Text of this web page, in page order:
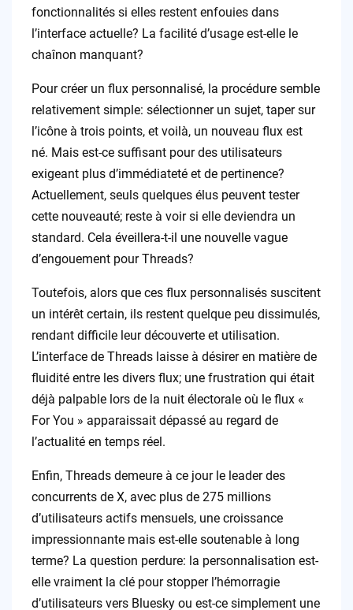
fonctionnalités si elles restent enfouies dans
l’interface actuelle? La facilité d’usage est-elle le
chaînon manquant?
Pour créer un flux personnalisé, la procédure semble
relativement simple: sélectionner un sujet, taper sur
l’icône à trois points, et voilà, un nouveau flux est
né. Mais est-ce suffisant pour des utilisateurs
exigeant plus d’immédiateté et de pertinence?
Actuellement, seuls quelques élus peuvent tester
cette nouveauté; reste à voir si elle deviendra un
standard. Cela éveillera-t-il une nouvelle vague
d’engouement pour Threads?
Toutefois, alors que ces flux personnalisés suscitent
un intérêt certain, ils restent quelque peu dissimulés,
rendant difficile leur découverte et utilisation.
L’interface de Threads laisse à désirer en matière de
fluidité entre les divers flux; une frustration qui était
déjà palpable lors de la nuit électorale où le flux «
For You » apparaissait dépassé au regard de
l’actualité en temps réel.
Enfin, Threads demeure à ce jour le leader des
concurrents de X, avec plus de 275 millions
d’utilisateurs actifs mensuels, une croissance
impressionnante mais est-elle soutenable à long
terme? La question perdure: la personnalisation est-
elle vraiment la clé pour stopper l’hémorragie
d’utilisateurs vers Bluesky ou est-ce simplement une